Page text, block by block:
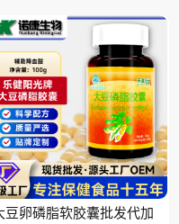
豆卵磷脂软胶囊批发代加